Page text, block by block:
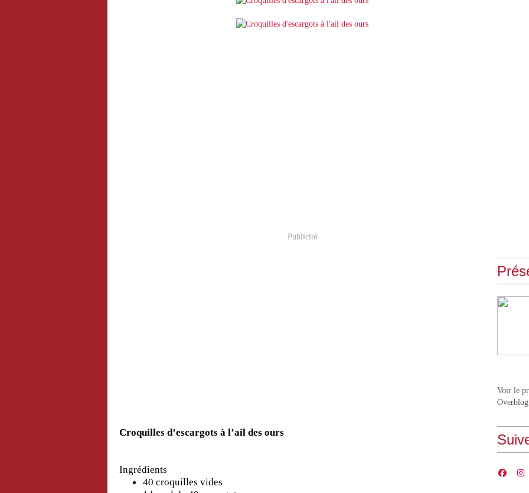
Publicité
Croquilles d’escargots à l’ail des ours
Ingrédients
40 croquilles vides
Voir le
Overblog